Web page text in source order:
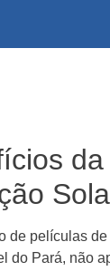
de películas
do Pará, não